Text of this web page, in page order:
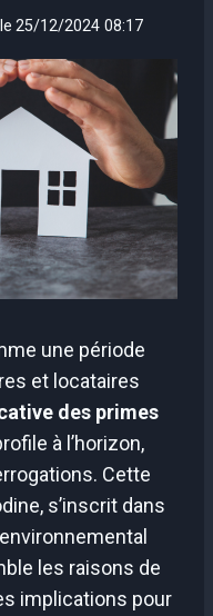
25/12/2024 08:17
une période
et locataires
des primes
à l’horizon,
Cette
s’inscrit dans
les raisons de
implications pour